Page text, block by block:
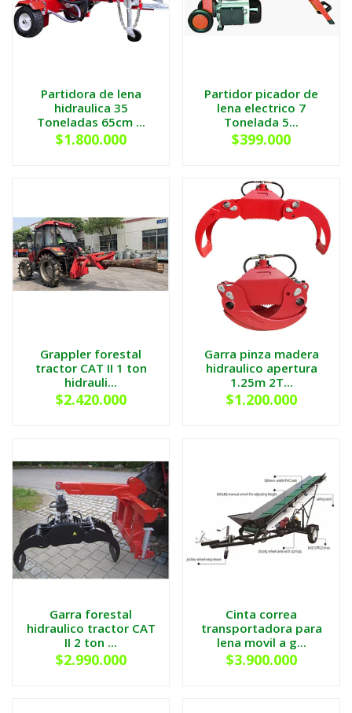
Partidora de lena
hidraulica 35
Toneladas 65cm ...
$1.800.000
Partidor picador de
lena electrico 7
Tonelada 5...
$399.000
Grappler forestal
tractor CAT II 1 ton
hidrauli...
$2.420.000
Garra pinza madera
hidraulico apertura
1.25m 2T...
$1.200.000
Garra forestal
hidraulico tractor CAT
II 2 ton ...
$2.990.000
Cinta correa
transportadora para
lena movil a g...
$3.900.000